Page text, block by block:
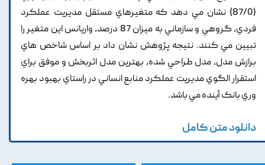
(87/0) نشان مي دهد که متغيرهاي مستقل مديريت عملکرد
فردي, گروهي و سازماني به ميزان 87 درصد, واريانس اين متغير را
تبيين مي کنند. نتيجه پژوهش نشان داد بر اساس شاخص هاي
برازش مدل, مدل طراحي شده, بهترين مدل اثربخش و موفق براي
استقرار الگوي مديريت عملکرد منابع انساني در راستاي بهبود بهره
وري بانک آينده مي باشد.
دانلود متن کامل